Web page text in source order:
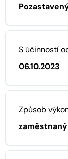
S účinností
06.10.2023
Způsob
zaměstnaný